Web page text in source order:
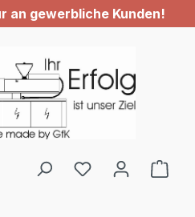
an gewerbliche Kunden!
Du hast 0